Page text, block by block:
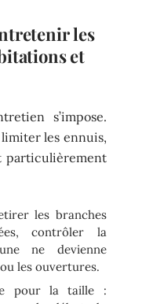
les
et
s’impose.
les ennuis,
particulièrement
les branches
contrôler la
ne devienne
les ouvertures.
pour la taille :